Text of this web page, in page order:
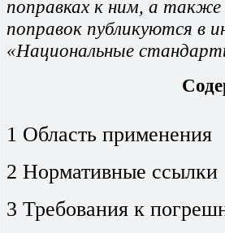
поправках к ним, а
поправок публикуются в
«Национальные
1 Область применения
2 Нормативные ссылки
3 Требования к